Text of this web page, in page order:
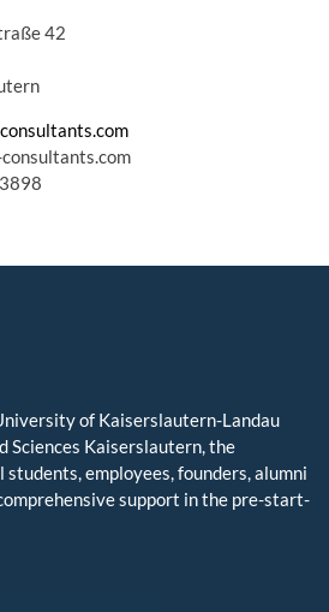
42
of Kaiserslautern-Landau
Sciences Kaiserslautern, the
employees, founders, alumni
support in the pre-start-